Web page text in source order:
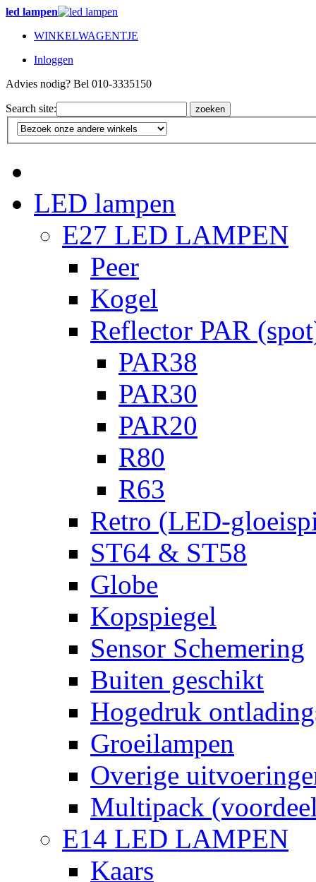
led lampen
WINKELWAGENTJE
Inloggen
Advies nodig? Bel 010-3335150
Search site: zoeken
LED lampen
E27 LED LAMPEN
Peer
Kogel
Reflector PAR
PAR38
PAR30
PAR20
R80
R63
Retro (LED-
ST64 & ST58
Globe
Kopspiegel
Sensor Schemering
Buiten geschikt
Hogedruk
Groeilampen
Overige
Multipack
E14 LED LAMPEN
Kaars